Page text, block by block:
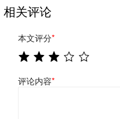
相关评论
本文评分*
评论内容*